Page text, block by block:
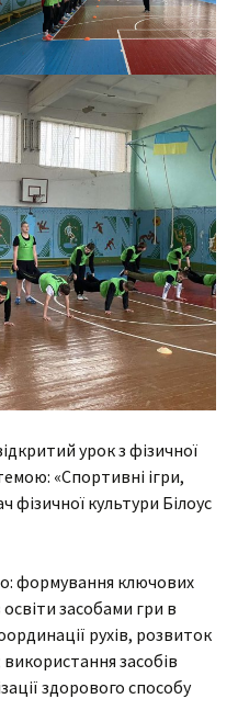
урок з фізичної
«Спортивні ігри,
фізичної культури Білоус
формування ключових
засобами гри в
рухів, розвиток
засобів
здорового способу